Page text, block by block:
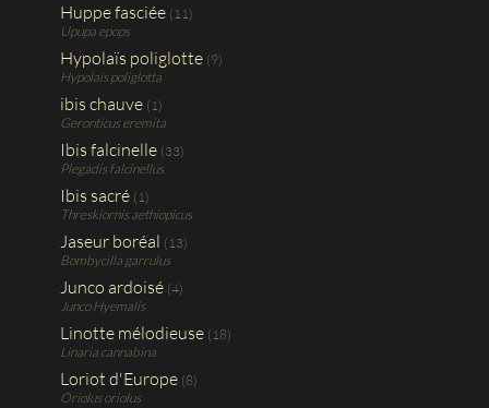
Huppe fasciée (11)
Upupa epops
Hypolaïs poliglotte (9)
Hypolais poliglotta
ibis chauve (1)
Geronticus eremita
Ibis falcinelle (33)
Plegadis falcinellus
Ibis sacré (1)
Threskiornis aethiopicus
Jaseur boréal (13)
Bombycilla garrulus
Junco ardoisé (4)
Junco Hyemalis
Linotte mélodieuse (18)
Linaria cannabina
Loriot d'Europe (8)
Oriolus oriolus